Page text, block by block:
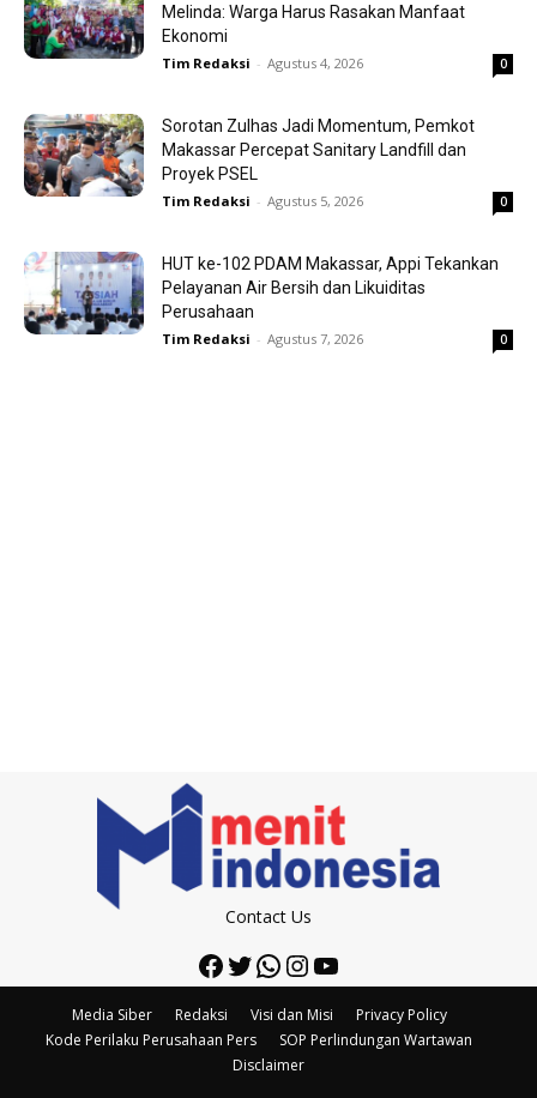
Melinda: Warga Harus Rasakan Manfaat
Ekonomi
Tim Redaksi - Agustus 4, 2026 0
Sorotan Zulhas Jadi Momentum, Pemkot
Makassar Percepat Sanitary Landfill dan
Proyek PSEL
Tim Redaksi - Agustus 5, 2026 0
HUT ke-102 PDAM Makassar, Appi Tekankan
Pelayanan Air Bersih dan Likuiditas
Perusahaan
Tim Redaksi - Agustus 7, 2026 0
Contact Us
Facebook
Twitter
WhatsApp
Instagram
YouTube
Media Siber Redaksi Visi dan Misi
Privacy Policy
Kode Perilaku Perusahaan Pers
SOP Perlindungan Wartawan
Disclaimer